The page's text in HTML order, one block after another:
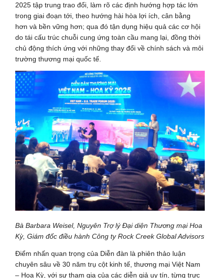
2025 tập trung trao đổi, làm rõ các định hướng hợp tác lớn
trong giai đoạn tới, theo hướng hài hòa lợi ích, cân bằng
hơn và bền vững hơn; qua đó tận dụng hiệu quả các cơ hội
do tái cấu trúc chuỗi cung ứng toàn cầu mang lại, đồng thời
chủ động thích ứng với những thay đổi về chính sách và môi
trường thương mại quốc tế.
Bà Barbara Weisel, Nguyên Trợ lý Đại diện Thương mại Hoa
Kỳ, Giám đốc điều hành Công ty Rock Creek Global Advisors
Điểm nhấn quan trọng của Diễn đàn là phiên thảo luận
chuyên sâu về 30 năm trụ cột kinh tế, thương mại Việt Nam
– Hoa Kỳ, với sự tham gia của các diễn giả uy tín, từng trực